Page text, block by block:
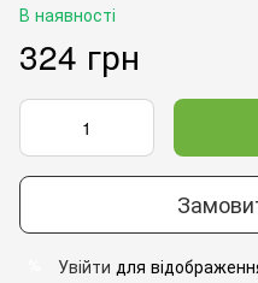
В наявності
324 грн
Увійти для